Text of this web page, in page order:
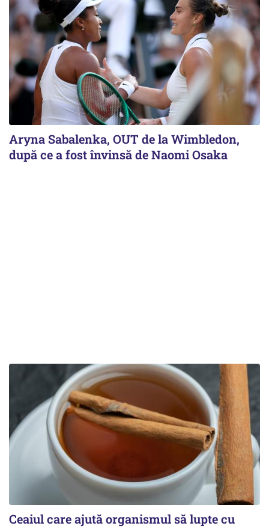
Aryna Sabalenka, OUT de la Wimbledon,
după ce a fost învinsă de Naomi Osaka
Ceaiul care ajută organismul să lupte cu